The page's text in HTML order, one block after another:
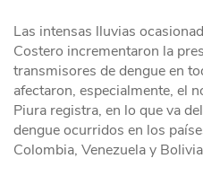
Las intensas lluvias
Costero incrementaron la
transmisores de dengue en
afectaron, especialmente, el
Piura registra, en lo que va
dengue ocurridos en los
Colombia, Venezuela y